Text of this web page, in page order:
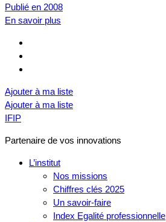
Publié en 2008
En savoir plus
Ajouter à ma liste
Ajouter à ma liste
IFIP
Partenaire de vos innovations
L’institut
Nos missions
Chiffres clés 2025
Un savoir-faire
Index Egalité professionnelle